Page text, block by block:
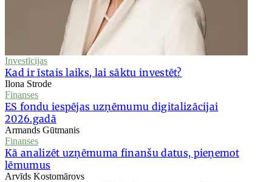
Investīcijas
Kad ir īstais laiks, lai sāktu investēt?
Ilona Strode
Finanses
ES fondu iespējas uzņēmumu digitalizācijai
2026.gadā
Armands Gūtmanis
Finanses
Kā analizēt uzņēmuma finanšu datus, pieņemot
lēmumus
Arvīds Kostomārovs